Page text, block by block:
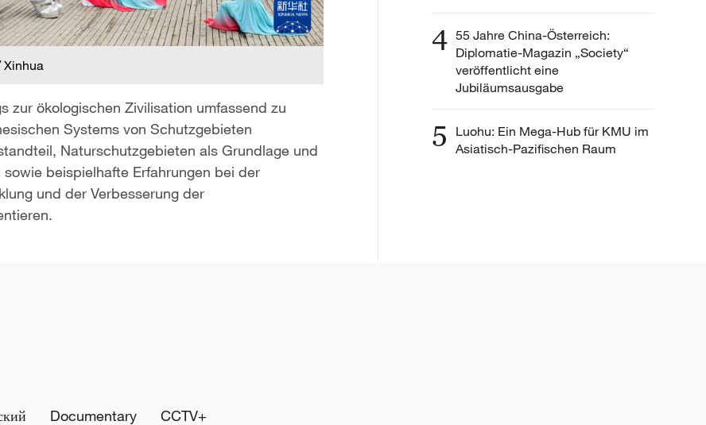
Xinhua
zur ökologischen Zivilisation umfassend zu
Systems von Schutzgebieten
Naturschutzgebieten als Grundlage und
beispielhafte Erfahrungen bei der
und der Verbesserung der
4 55 Jahre China-Österreich:
Diplomatie-Magazin „Society“
veröffentlicht eine
Jubiläumsausgabe
5
Luohu: Ein Mega-Hub für KMU im
Asiatisch-Pazifischen Raum
Documentary CCTV+